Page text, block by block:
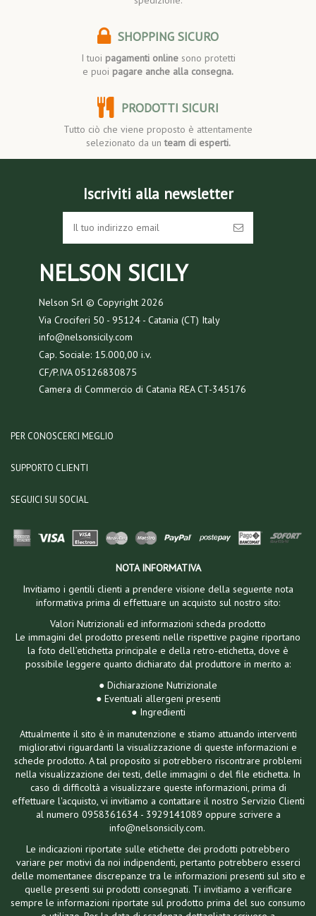
SHOPPING SICURO
I tuoi pagamenti onlinesono protetti
e puoi pagare anche alla consegna.
PRODOTTI SICURI
Tutto ciò che viene proposto è attentamente
selezionato da unteam di esperti.
Iscriviti alla newsletter
NELSON SICILY
Nelson Srl © Copyright2026
Via Crociferi 50 - 95124 - Catania (CT) Italy
info@nelsonsicily.com
Cap. Sociale: 15.000,00 i.v.
CF/P.IVA 05126830875
Camera di Commercio di Catania REA CT-345176
PER CONOSCERCI MEGLIO
SUPPORTO CLIENTI
SEGUICI SUI SOCIAL
NOTA INFORMATIVA
Invitiamo i gentili clienti a prendere visione della seguente nota
informativa prima di effettuare un acquisto sul nostro sito:
Valori Nutrizionali ed informazioni scheda prodotto
Le immagini del prodotto presenti nelle rispettive pagine riportano
la foto dell’etichetta principale e della retro-etichetta, dove è
possibile leggere quanto dichiarato dal produttore in merito a:
● Dichiarazione Nutrizionale
● Eventuali allergeni presenti
● Ingredienti
Attualmente il sito è in manutenzione e stiamo attuando interventi
migliorativi riguardanti la visualizzazione di queste informazioni e
schede prodotto. A tal proposito si potrebbero riscontrare problemi
nella visualizzazione dei testi, delle immagini o del file etichetta. In
caso di difficoltà a visualizzare queste informazioni, prima di
effettuare l'acquisto, vi invitiamo a contattare il nostro Servizio Clienti
al numero 0958361634 - 3929141089 oppure scrivere a
info@nelsonsicily.com.
Le indicazioni riportate sulle etichette dei prodotti potrebbero
variare per motivi da noi indipendenti, pertanto potrebbero esserci
delle momentanee discrepanze tra le informazioni presenti sul sito e
quelle presenti sui prodotti consegnati. Ti invitiamo a verificare
sempre le informazioni riportate sul prodotto prima del suo consumo